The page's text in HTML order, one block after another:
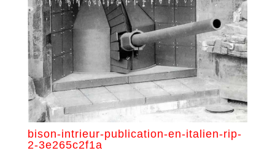
bison-intrieur-publication-en-italien-rip-
2-3e265c2f1a